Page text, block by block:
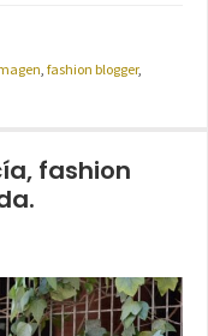
, fashion blogger,
fashion